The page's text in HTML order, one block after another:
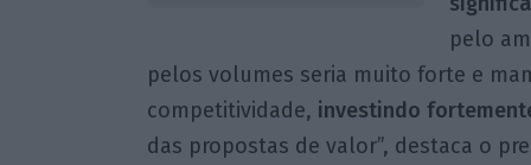
pelo
pelos volumes seria muito forte e
competitividade, investindo
das propostas de valor”, destaca o